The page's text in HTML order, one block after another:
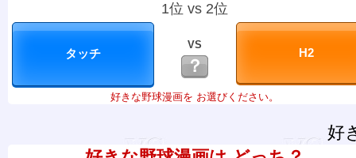
1位 vs 2位
VS
？
好きな野球漫画を お選びください。
好